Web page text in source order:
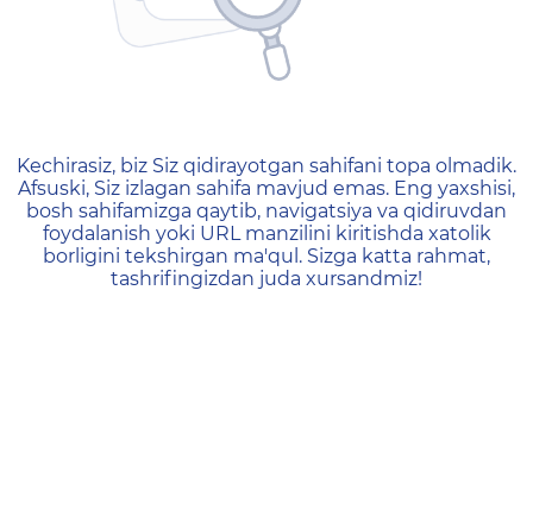
404 — Страница не
Kechirasiz, biz Siz qidirayotgan sahifani topa olmadik.
Afsuski, Siz izlagan sahifa mavjud emas. Eng yaxshisi,
bosh sahifamizga qaytib, navigatsiya va qidiruvdan
foydalanish yoki URL manzilini kiritishda xatolik
borligini tekshirgan ma'qul. Sizga katta rahmat,
tashrifingizdan juda xursandmiz!